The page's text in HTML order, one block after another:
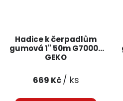
Hadice k čerpadlům
gumová 1" 50m G70007
GEKO
669 Kč/ ks